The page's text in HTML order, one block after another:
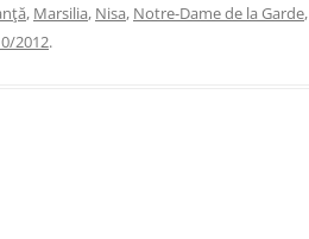
, Marsilia, Nisa, Notre-Dame de la Garde,
2012.